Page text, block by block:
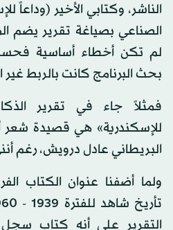
الناشر، وكتابي الأخير (وداعاً
الصناعي بصياغة تقرير يضم
لم تكن أخطاء أساسية
بحث البرنامج كانت بالربط
فمثلاً جاء في تقرير
للإسكندرية» هي قصيدة شعر
البريطاني عادل درويش، رغم
ولما أضفنا عنوان الكتاب
التقرير على أنه كتاب سجل